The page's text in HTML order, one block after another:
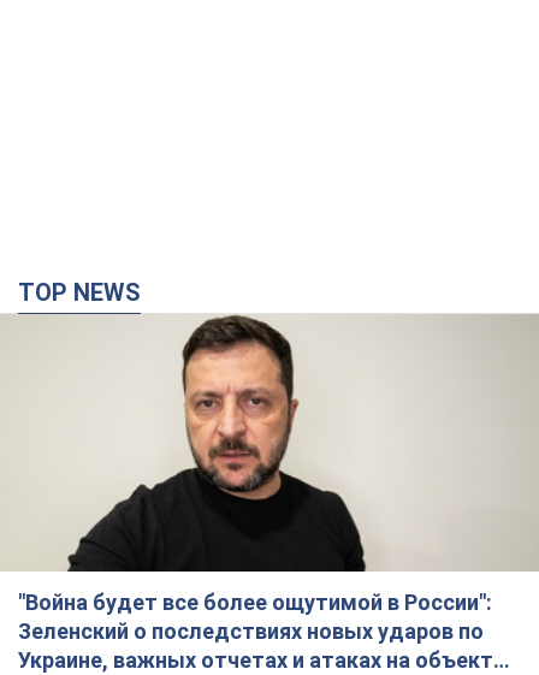
TOP NEWS
"Война будет все более ощутимой в России":
Зеленский о последствиях новых ударов по
Украине, важных отчетах и атаках на объекты